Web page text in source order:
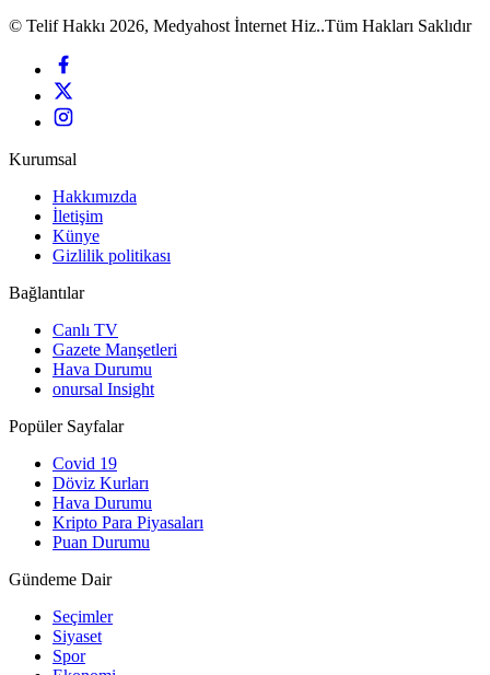
© Telif Hakkı 2026, Medyahost İnternet Hiz..Tüm Hakları Saklıdır
Kurumsal
Hakkımızda
İletişim
Künye
Gizlilik politikası
Bağlantılar
Canlı TV
Gazete Manşetleri
Hava Durumu
onursal Insight
Popüler Sayfalar
Covid 19
Döviz Kurları
Hava Durumu
Kripto Para Piyasaları
Puan Durumu
Gündeme Dair
Seçimler
Siyaset
Spor